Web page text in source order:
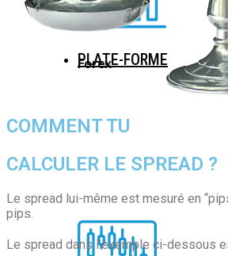
Forex
PLATE-FORME
COMMENT TU
CALCULER LE SPREAD ?
Le spread lui-même est mesuré en
pips.
Le spread dans l’exemple ci-dessous